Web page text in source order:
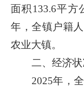
面积133.6平方
年，全镇户籍
农业大镇。
二、经济
2025年，